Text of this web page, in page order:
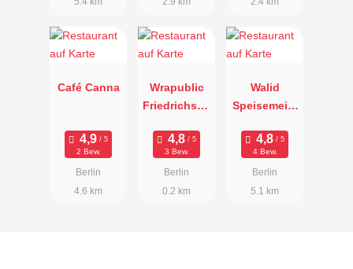
Café Canna
2 Bew.
Berlin
4.6 km
Wrapublic
Friedrichsha
3 Bew.
Berlin
0.2 km
Walid
Speisemeist
4 Bew.
Berlin
5.1 km